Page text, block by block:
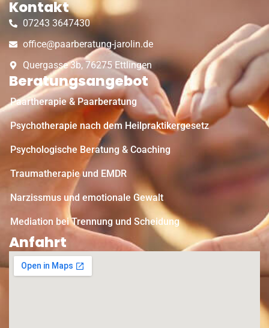
Kontakt
07243 3647430
office@paarberatung-jarolin.de
Quergasse 3b, 76275 Ettlingen
Beratungsangebot
Paartherapie & Paarberatung
Psychotherapie nach dem Heilpraktikergesetz
Psychologische Beratung & Coaching
Traumatherapie und EMDR
Narzissmus und emotionale Gewalt
Mediation bei Trennung und Scheidung
Anfahrt